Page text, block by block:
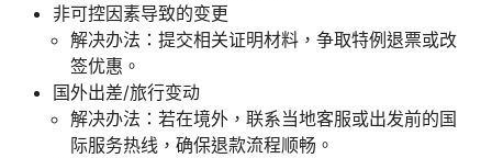
非可控因素导致的变更
解决办法：提交相关证明材料，争取特例退票或改
签优惠。
国外出差/旅行变动
解决办法：若在境外，联系当地客服或出发前的国
际服务热线，确保退款流程顺畅。